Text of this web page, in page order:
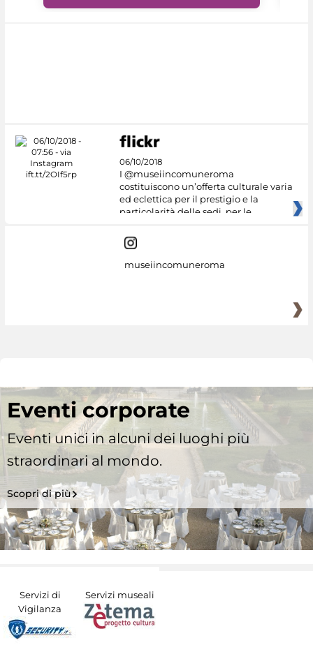
06/10/2018
I @museiincomuneroma
costituiscono un’offerta culturale varia
ed eclettica per il prestigio e la
particolarità delle sedi, per le
museiincomuneroma
Eventi corporate
Eventi unici in alcuni dei luoghi più
straordinari al mondo.
Scopri di più
Servizi di
Vigilanza
Servizi museali